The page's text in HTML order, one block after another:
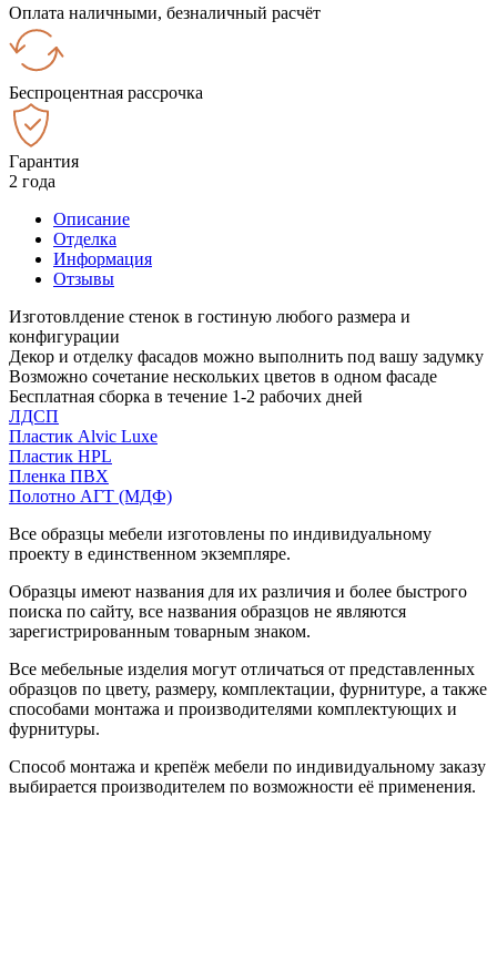
Оплата наличными, безналичный расчёт
Беспроцентная рассрочка
Гарантия
2 года
Описание
Отделка
Информация
Отзывы
Изготовлдение стенок в гостиную любого размера и
конфигурации
Декор и отделку фасадов можно выполнить под вашу задумку
Возможно сочетание нескольких цветов в одном фасаде
Бесплатная сборка в течение 1-2 рабочих дней
ЛДСП
Пластик Alvic Luxe
Пластик HPL
Пленка ПВХ
Полотно АГТ (МДФ)
Все образцы мебели изготовлены по индивидуальному
проекту в единственном экземпляре.
Образцы имеют названия для их различия и более быстрого
поиска по сайту, все названия образцов не являются
зарегистрированным товарным знаком.
Все мебельные изделия могут отличаться от представленных
образцов по цвету, размеру, комплектации, фурнитуре, а также
способами монтажа и производителями комплектующих и
фурнитуры.
Способ монтажа и крепёж мебели по индивидуальному заказу
выбирается производителем по возможности её применения.